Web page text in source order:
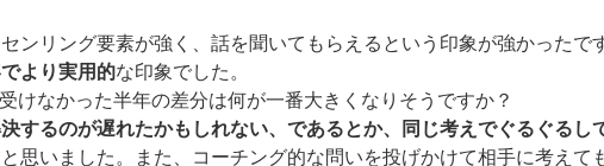
ンリング要素が強く、話を聞いてもらえるという印象が強かったで
より実用的な印象でした。
けなかった半年の差分は何が一番大きくなりそうですか？
するのが遅れたかもしれない、であるとか、同じ考えでぐるぐるし
思いました。また、コーチング的な問いを投げかけて相手に考えて